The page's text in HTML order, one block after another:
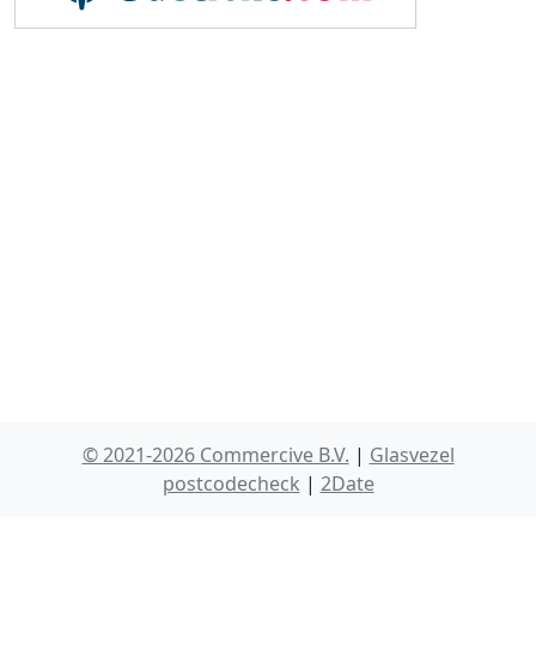
© 2021-2026 Commercive B.V. | Glasvezel
postcodecheck | 2Date